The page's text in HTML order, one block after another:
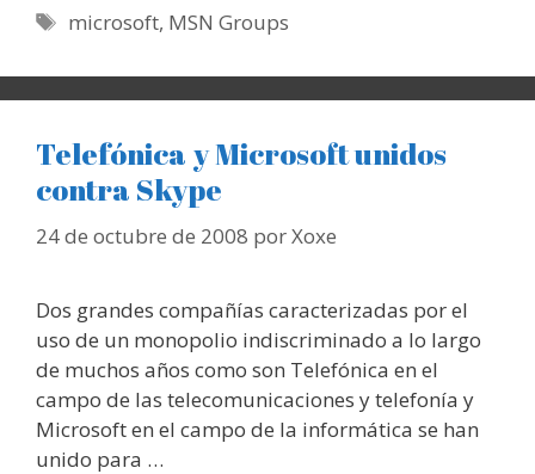
Etiquetas
microsoft, MSN Groups
Telefónica y Microsoft unidos
contra Skype
24 de octubre de 2008 porXoxe
Dos grandes compañías caracterizadas por el
uso de un monopolio indiscriminado a lo largo
de muchos años como son Telefónica en el
campo de las telecomunicaciones y telefonía y
Microsoft en el campo de la informática se han
unido para …